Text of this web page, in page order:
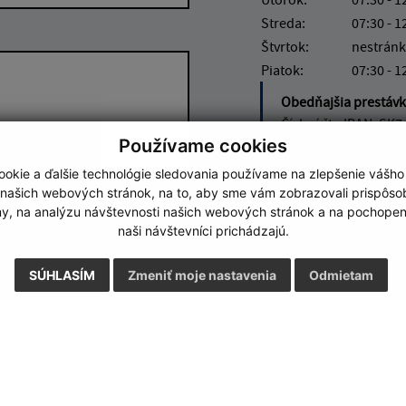
Používame cookies
a ďalšie technológie sledovania používame na zlepšenie
webových stránok, na to, aby sme vám zobrazovali
na analýzu návštevnosti našich webových stránok a na
naši návštevníci prichádzajú.
SÚHLASÍM Odmietam
Zmeniť moje nastavenia
Google reCaptcha Response
Odoslať správu
Streda:
07:30 -
Štvrtok:
Piatok:
07:30 -
Obedňajšia
Číslo účtu IBAN:
4572